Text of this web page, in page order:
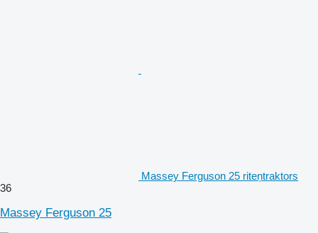
Massey Ferguson 25 riteņtraktors
36
Massey Ferguson 25